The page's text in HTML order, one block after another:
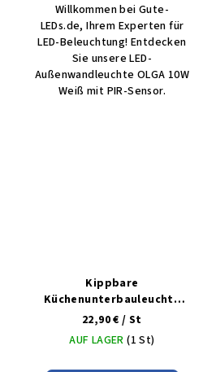
Willkommen bei Gute-
LEDs.de, Ihrem Experten für
LED-Beleuchtung! Entdecken
Sie unsere LED-
Außenwandleuchte OLGA 10W
Weiß mit PIR-Sensor.
Kippbare
Küchenunterbauleuchte
mit Schalter VERSA LED 15W
warm silber
22,90 €/ St
AUF LAGER(1 St)